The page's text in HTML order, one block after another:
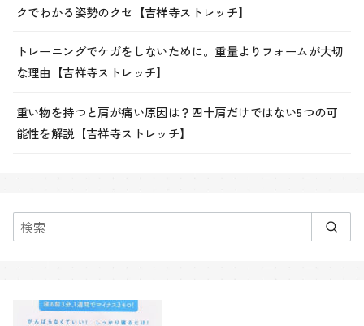
クでわかる姿勢のクセ【吉祥寺ストレッチ】
トレーニングでケガをしないために。重量よりフォームが大切
な理由【吉祥寺ストレッチ】
重い物を持つと肩が痛い原因は？四十肩だけではない5つの可
能性を解説【吉祥寺ストレッチ】